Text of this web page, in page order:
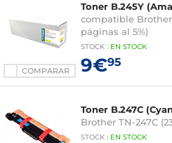
COMPARAR
Toner B.245Y
compatible Brother
páginas al 5%)
STOCK : EN STOCK
9€95
Toner B.247C
Brother TN-247C
STOCK : EN STOCK